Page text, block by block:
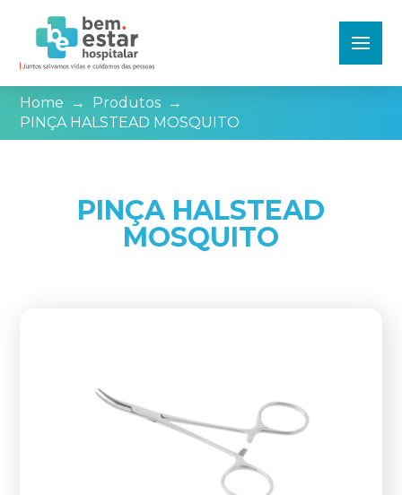
Home → Produtos →
PINÇA HALSTEAD MOSQUITO
PINÇA HALSTEAD
MOSQUITO